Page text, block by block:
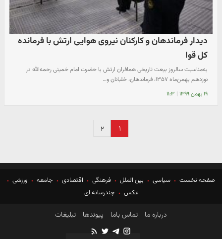
دیدار فرماندهان و کارکنان نیروی هوایی ارتش با فرمانده
کل قوا
به‌مناسبت سالروز بیعت تاریخی همافران ارتش با حضرت امام خمینی رحمه‌الله‌ در
نوزدهم بهمن‌ماه ۱۳۵۷، فرماندهان، خلبانان و…
۱۹ بهمن ۱۳۹۹ | ۱۱:۳
۱ ۲
صفحه نخست سیاسی بین الملل فرهنگی اقتصادی جامعه
ورزشی
عکس
چندرسانه ای
درباره ما تماس باما پیوندها تبلیغات